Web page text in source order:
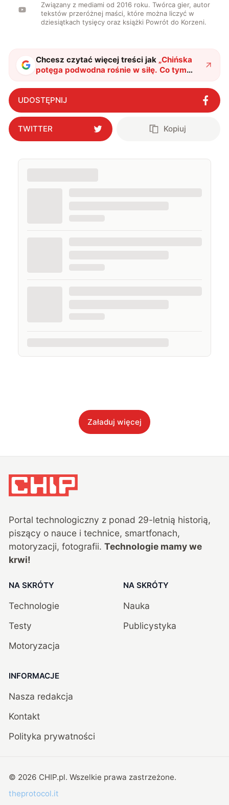
Związany z mediami od 2016 roku. Twórca gier, autor
tekstów przeróżnej maści, które można liczyć w
dziesiątkach tysięcy oraz książki Powrót do Korzeni.
Chcesz czytać więcej treści jak „Chińska
potęga podwodna rośnie w siłę. Co tym
razem to potwierdza?"?
UDOSTĘPNIJ
TWITTER Kopiuj
Załaduj więcej
Portal technologiczny z ponad 29-letnią historią,
piszący o nauce i technice, smartfonach,
motoryzacji, fotografii. Technologie mamy we
krwi!
NA SKRÓTY
Technologie
Testy
Motoryzacja
NA SKRÓTY
Nauka
Publicystyka
INFORMACJE
Nasza redakcja
Kontakt
Polityka prywatności
© 2026 CHIP.pl. Wszelkie prawa zastrzeżone.
theprotocol.it